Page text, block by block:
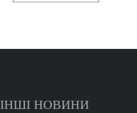
ІНШІ НОВИНИ